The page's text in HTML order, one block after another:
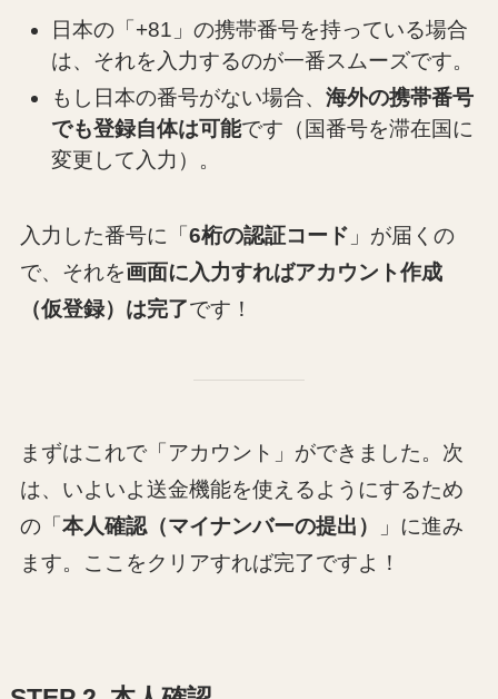
日本の「+81」の携帯番号を持っている場合
は、それを入力するのが一番スムーズです。
もし日本の番号がない場合、海外の携帯番号
でも登録自体は可能です（国番号を滞在国に
変更して入力）。
入力した番号に「 6桁の認証コード 」が届くの
で、それを画面に入力すればアカウント作成
（仮登録）は完了です！
まずはこれで「アカウント」ができました。次
は、いよいよ送金機能を使えるようにするため
の「本人確認（マイナンバーの提出）
」に進み
ます。ここをクリアすれば完了ですよ！